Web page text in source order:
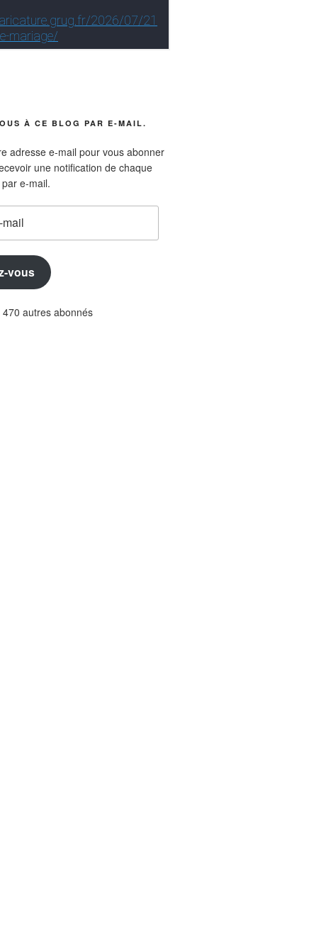
À CE BLOG PAR E-MAIL.
adresse e-mail pour vous abonner
une notification de chaque
e-mail.
vous
autres abonnés